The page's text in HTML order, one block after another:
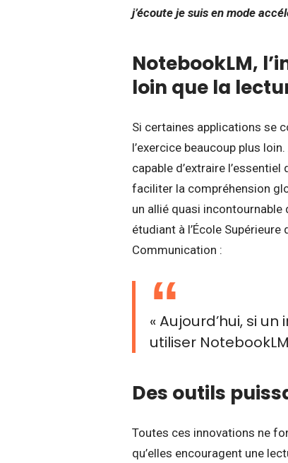
j’écoute je suis en mode
NotebookLM,
loin que la
Si certaines applications se
l’exercice beaucoup plus
capable d’extraire
faciliter la compréhension
un allié quasi incontournable
étudiant à l’École
Communication :
« Aujourd’hui, si
utiliser
Des outils
Toutes ces innovations ne
qu’elles encouragent une